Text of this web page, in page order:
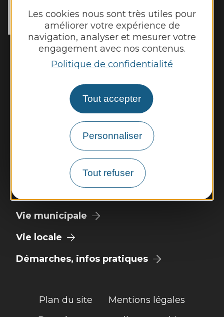
Les cookies nous sont très utiles pour
améliorer votre expérience de
navigation, analyser et mesurer votre
engagement avec nos contenus.
Politique de confidentialité
Tout accepter
Personnaliser
Tout refuser
12200 Toulonjac
Tél. :05 65 45 11 97
Horaires d'ouverture :
Fermé au public le lundi
Vendredi : 9h - 12h et 13h30 - 17h30
Nous contacter
Vie municipale
Vie locale
Démarches, infos pratiques
Plan du site
Mentions légales